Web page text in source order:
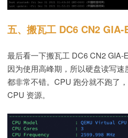
五、搬瓦工 DC6 CN2 GIA-
最后看一下搬瓦工 DC6 CN2 GIA-
因为使用高峰期，所以硬盘读写
都非常不错。CPU 跑分就不跑了
CPU 资源。